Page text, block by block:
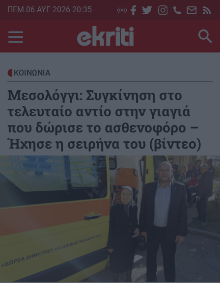
Skip
main
content
ΠΕΜ.06 ΑΥΓ 2026 20:35
ΚΟΙΝΩΝΙΑ
Μεσολόγγι: Συγκίνηση στο
τελευταίο αντίο στην γιαγιά
που δώρισε το ασθενοφόρο –
Ήχησε η σειρήνα του (βίντεο)